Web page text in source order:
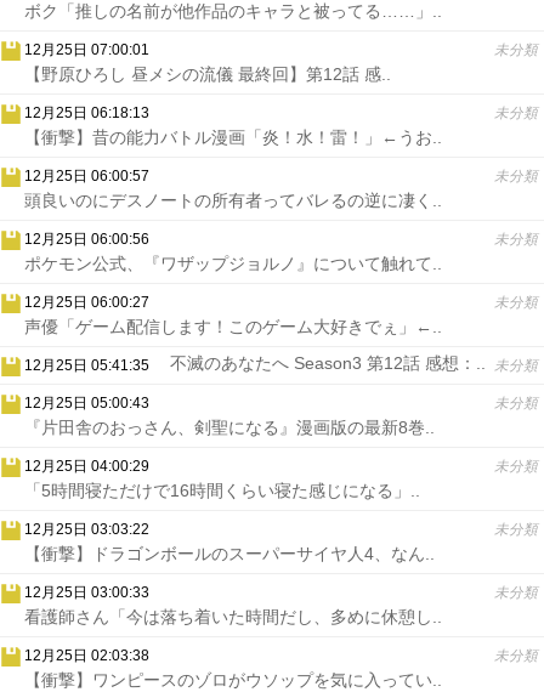
ボク「推しの名前が他作品のキャラと被ってる……」..
12月25日 07:00:01 未分類
【野原ひろし 昼メシの流儀 最終回】第12話 感..
12月25日 06:18:13 未分類
【衝撃】昔の能力バトル漫画「炎！水！雷！」←うお..
12月25日 06:00:57 未分類
頭良いのにデスノートの所有者ってバレるの逆に凄く..
12月25日 06:00:56 未分類
ポケモン公式、『ワザップジョルノ』について触れて..
12月25日 06:00:27 未分類
声優「ゲーム配信します！このゲーム大好きでぇ」←..
12月25日 05:41:35 未分類
不滅のあなたへ Season3 第12話 感想：..
12月25日 05:00:43 未分類
『片田舎のおっさん、剣聖になる』漫画版の最新8巻..
12月25日 04:00:29 未分類
「5時間寝ただけで16時間くらい寝た感じになる」..
12月25日 03:03:22 未分類
【衝撃】ドラゴンボールのスーパーサイヤ人4、なん..
12月25日 03:00:33 未分類
看護師さん「今は落ち着いた時間だし、多めに休憩し..
12月25日 02:03:38 未分類
【衝撃】ワンピースのゾロがウソップを気に入ってい..